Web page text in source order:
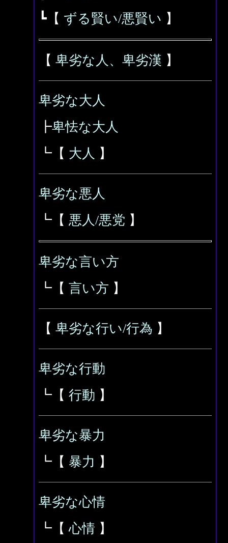
┗【 ずる賢い/悪賢い 】
【 卑劣な人、卑劣漢 】
卑劣な大人
┣卑怯な大人
┗【 大人 】
卑劣な悪人
┗【 悪人/悪党 】
卑劣な言い方
┗【 言い方 】
【 卑劣な行い/行為 】
卑劣な行動
┗【 行動 】
卑劣な暴力
┗【 暴力 】
卑劣な心情
┗【心情 】